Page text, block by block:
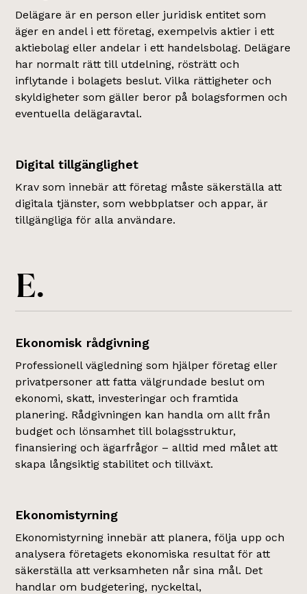
Delägare är en person eller juridisk entitet som
äger en andel i ett företag, exempelvis aktier i ett
aktiebolag eller andelar i ett handelsbolag. Delägare
har normalt rätt till utdelning, rösträtt och
inflytande i bolagets beslut. Vilka rättigheter och
skyldigheter som gäller beror på bolagsformen och
eventuella delägaravtal.
Digital tillgänglighet
Krav som innebär att företag måste säkerställa att
digitala tjänster, som webbplatser och appar, är
tillgängliga för alla användare.
E.
Ekonomisk rådgivning
Professionell vägledning som hjälper företag eller
privatpersoner att fatta välgrundade beslut om
ekonomi, skatt, investeringar och framtida
planering. Rådgivningen kan handla om allt från
budget och lönsamhet till bolagsstruktur,
finansiering och ägarfrågor – alltid med målet att
skapa långsiktig stabilitet och tillväxt.
Ekonomistyrning
Ekonomistyrning innebär att planera, följa upp och
analysera företagets ekonomiska resultat för att
säkerställa att verksamheten når sina mål. Det
handlar om budgetering, nyckeltal,